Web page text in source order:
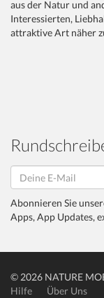
aus der Natur und
Interessierten,
attraktive Art näher
Abonnieren Sie
Apps, App Updates,
© 2026 NATURE
Hilfe
Über Uns